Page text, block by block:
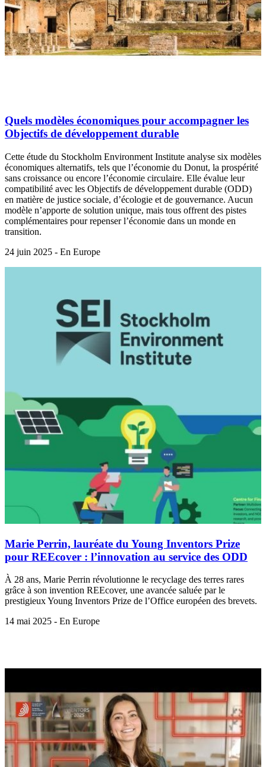
Quels modèles économiques pour accompagner les
Objectifs de développement durable
Cette étude du Stockholm Environment Institute analyse six modèles
économiques alternatifs, tels que l’économie du Donut, la prospérité
sans croissance ou encore l’économie circulaire. Elle évalue leur
compatibilité avec les Objectifs de développement durable (ODD)
en matière de justice sociale, d’écologie et de gouvernance. Aucun
modèle n’apporte de solution unique, mais tous offrent des pistes
complémentaires pour repenser l’économie dans un monde en
transition.
24 juin 2025 - En Europe
Marie Perrin, lauréate du Young Inventors Prize
pour REEcover : l’innovation au service des ODD
À 28 ans, Marie Perrin révolutionne le recyclage des terres rares
grâce à son invention REEcover, une avancée saluée par le
prestigieux Young Inventors Prize de l’Office européen des brevets.
14 mai 2025 - En Europe